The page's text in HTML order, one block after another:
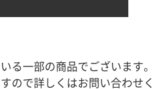
る一部の商品でございます。
ので詳しくはお問い合わせく